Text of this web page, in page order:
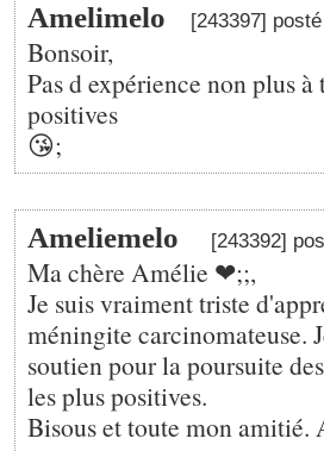
Amelimelo [243397]
Bonsoir,
Pas d expérience non plus
positives
😘;
Ameliemelo [243392]
Ma chère Amélie ❤;️;,
Je suis vraiment triste
méningite carcinomateuse.
soutien pour la poursuite
les plus positives.
Bisous et toute mon